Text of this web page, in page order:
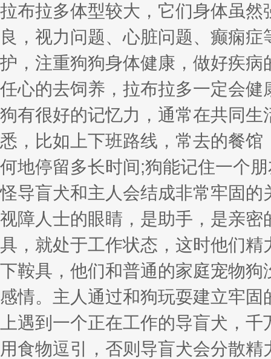
拉布拉多体型较大，它们身体虽
良，视力问题、心脏问题、癫痫
护，注重狗狗身体健康，做好疾
任心的去饲养，拉布拉多一定会健
狗有很好的记忆力，通常在共同
悉，比如上下班路线，常去的餐
何地停留多长时间;狗能记住一个
怪导盲犬和主人会结成非常牢固
视障人士的眼睛，是助手，是亲
具，就处于工作状态，这时他们
下鞍具，他们和普通的家庭宠物
感情。主人通过和狗玩耍建立牢
上遇到一个正在工作的导盲犬，
用食物逗引，否则导盲犬会分散精